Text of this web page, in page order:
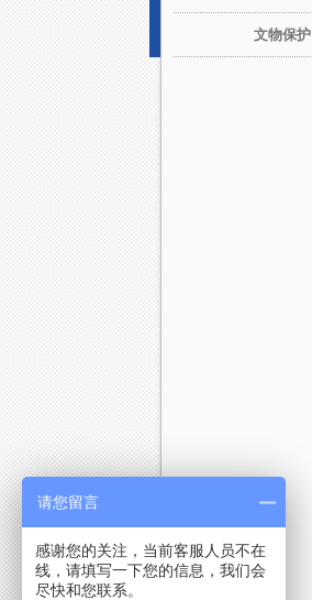
文物保护
请您留言
感谢您的关注，当前客服人员不在
线，请填写一下您的信息，我们会
尽快和您联系。